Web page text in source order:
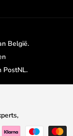
België.
PostNL.